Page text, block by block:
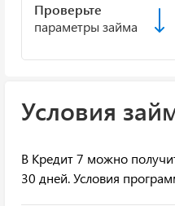
Проверьте
параметры займа
Условия
В Кредит 7 можно
30 дней. Условия